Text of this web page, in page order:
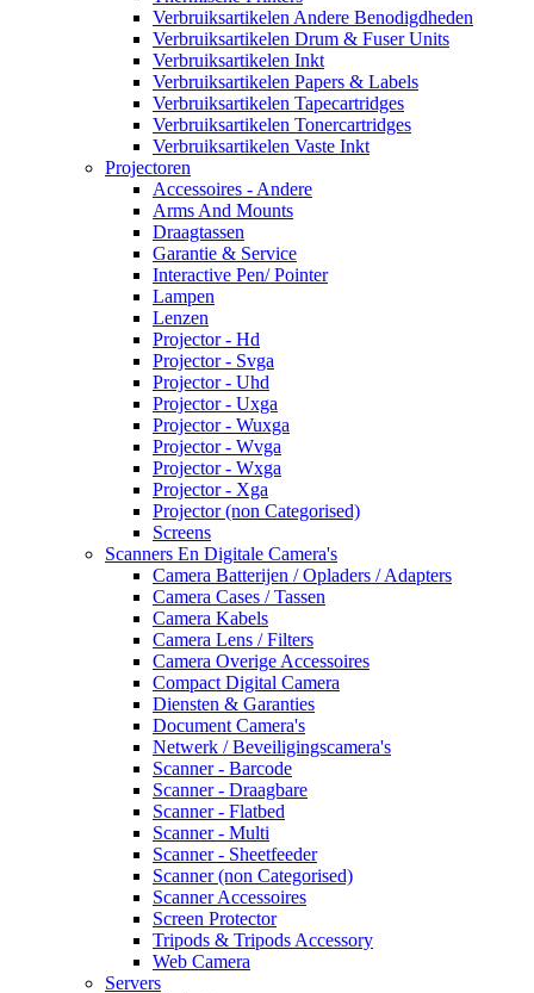
Verbruiksartikelen Andere Benodigdheden
Verbruiksartikelen Drum & Fuser Units
Verbruiksartikelen Inkt
Verbruiksartikelen Papers & Labels
Verbruiksartikelen Tapecartridges
Verbruiksartikelen Tonercartridges
Verbruiksartikelen Vaste Inkt
Projectoren
Accessoires - Andere
Arms And Mounts
Draagtassen
Garantie & Service
Interactive Pen/ Pointer
Lampen
Lenzen
Projector - Hd
Projector - Svga
Projector - Uhd
Projector - Uxga
Projector - Wuxga
Projector - Wvga
Projector - Wxga
Projector - Xga
Projector (non Categorised)
Screens
Scanners En Digitale Camera's
Camera Batterijen / Opladers / Adapters
Camera Cases / Tassen
Camera Kabels
Camera Lens / Filters
Camera Overige Accessoires
Compact Digital Camera
Diensten & Garanties
Document Camera's
Netwerk / Beveiligingscamera's
Scanner - Barcode
Scanner - Draagbare
Scanner - Flatbed
Scanner - Multi
Scanner - Sheetfeeder
Scanner (non Categorised)
Scanner Accessoires
Screen Protector
Tripods & Tripods Accessory
Web Camera
Servers